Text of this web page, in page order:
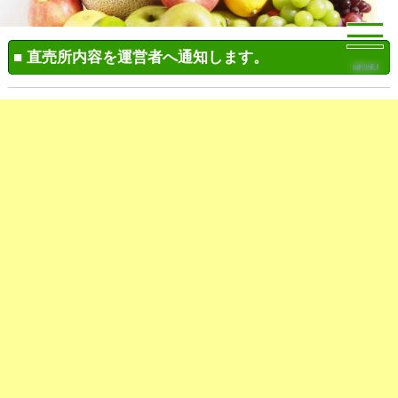
MENU
■ 直売所内容を運営者へ通知します。